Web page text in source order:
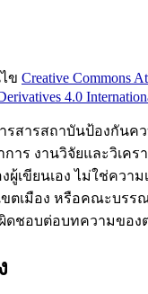
ข Creative Commons
4.0
สารสถาบันป้องกันคว
การ งานวิจัยและวิเคร
ผู้เขียนเอง ไม่ใช่ควา
ตเมือง หรือคณะบรร
ดชอบต่อบทความของ